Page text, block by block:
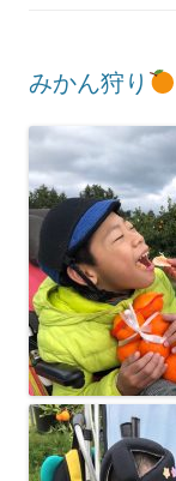
みかん狩り